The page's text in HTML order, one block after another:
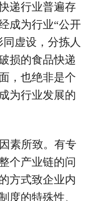
递行业普遍存
成为行业“公开
虚设，分拣人
损的食品快递
，也绝非是个
为行业发展的
素所致。有专
个产业链的问
方式致企业内
度的特殊性、